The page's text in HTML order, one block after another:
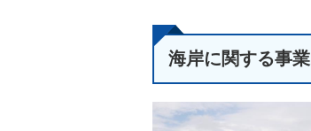
海岸に関する事業